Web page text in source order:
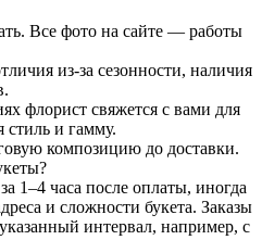
Все фото на сайте — работы
из-за сезонности, наличия
флорист свяжется с вами для
стиль и гамму.
композицию до доставки.
1–4 часа после оплаты, иногда
и сложности букета. Заказы
интервал, например, с